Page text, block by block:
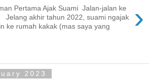
›
Pertama Ajak Suami Jalan-jalan ke
Jelang akhir tahun 2022, suami ngajak
ke rumah kakak (mas saya yang
2023